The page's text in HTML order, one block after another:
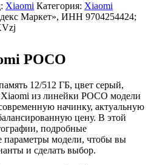
Xiaomi Категория: Xiaomi
Маркет», ИНН 9704254424;
POCO
12/512 ГБ, цвет серый,
из линейки POCO модели
начинку, актуальную
цену. В этой
подробные
параметры модели, чтобы вы
и сделать выбор.